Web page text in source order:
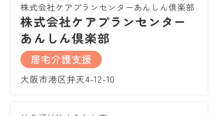
株式会社ケアプランセンターあんしん倶楽部
株式会社ケアプランセンター
あんしん倶楽部
居宅介護支援
大阪市港区弁天4-12-10